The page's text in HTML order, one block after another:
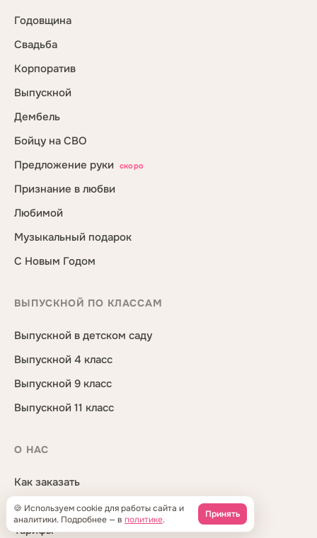
Годовщина
Свадьба
Корпоратив
Выпускной
Дембель
Бойцу на СВО
Предложение руки
скоро
Признание в любви
Любимой
Музыкальный подарок
С Новым Годом
ВЫПУСКНОЙ ПО КЛАССАМ
Выпускной в детском саду
Выпускной 4 класс
Выпускной 9 класс
Выпускной 11 класс
О НАС
Как заказать
Бесплатное демо
Тарифы
🍪 Используем cookie для работы сайта и
аналитики. Подробнее — в политике. Принять